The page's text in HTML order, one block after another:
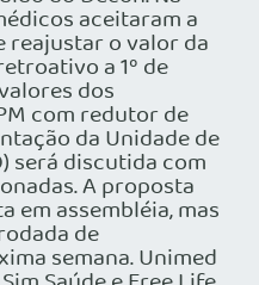
aceitaram a
reajustar o valor da
a 1º de
dos
com redutor de
da Unidade de
será discutida com
A proposta
em assembléia, mas
de
semana. Unimed